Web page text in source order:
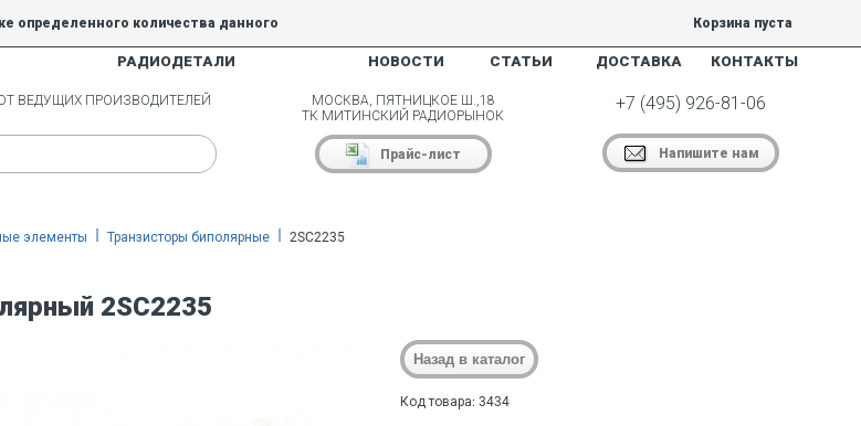
определенного количества данного Корзина пуста
РАДИОДЕТАЛИ НОВОСТИ СТАТЬИ ДОСТАВКА КОНТАКТЫ
ВЕДУЩИХ ПРОИЗВОДИТЕЛЕЙ
МОСКВА, ПЯТНИЦКОЕ Ш.,18
ТК МИТИНСКИЙ РАДИОРЫНОК
Прайс-лист
+7 (495) 926-81-06
Напишите нам
элементы Транзисторы биполярные 2SC2235
2SC2235
Код товара: 3434